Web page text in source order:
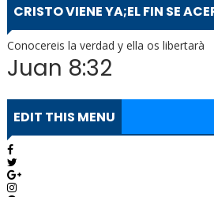
CRISTO VIENE YA;EL FIN SE
Conocereis la verdad y ella os libertarà
Juan 8:32
EDIT THIS MENU